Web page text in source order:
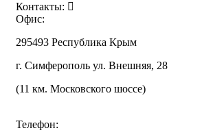
Контакты:
Офис:
295493 Республика Крым
г. Симферополь ул. Внешняя, 28
(11 км. Московского шоссе)
Телефон: